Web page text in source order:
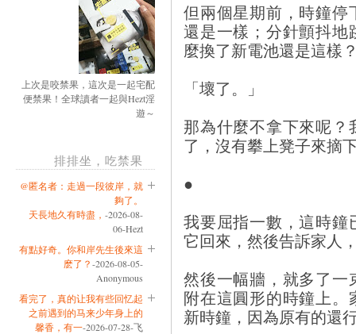
上次是咬禁果，這次是一起宅配
便禁果！全球讀者一起與Hezt淫
遊～
排排坐，吃禁果
@匿名者：走過一段彼岸，就
夠了。
天長地久有時盡， -2026-08-
06-Hezt
有點好奇。你和岸先生後來這
麽了？-2026-08-05-
Anonymous
看完了，真的让我有些回忆起
之前遇到的马来少年身上的
馨香，有一-2026-07-28-飞
但兩個星期前，時鐘停
還是一樣；分針顫抖地
麼換了新電池還是這樣
「壞了。」
那為什麼不拿下來呢
了，沒有攀上凳子來摘
●
我要屈指一數，這時鐘
它回來，然後告訴家人
然後一幅牆，就多了一
附在這圓形的時鐘上
新時鐘，因為原有的還